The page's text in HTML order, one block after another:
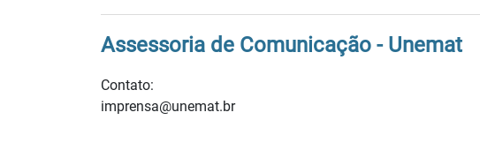
Assessoria de Comunicação - Unemat
Contato:
imprensa@unemat.br